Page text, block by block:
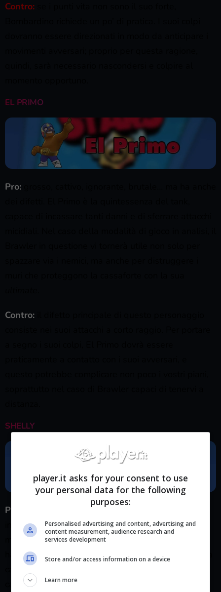
Contro:
EL PRIMO
Pro:
Contro:
SHELLY
Pro:
Shelly è praticamente il primo Brawler con cui
inizieremo a spratichirci nelle meccaniche di gioco,
ma non per questo deve essere sottovalutata. Non
ha i punti vita di Bull, ma il suo fucile a pompa potrà
causare non pochi danni, e la sua tecnica speciale è
capace di respingere i nemici, nonché di abbattere
player.it asks for your consent to use
your personal data for the following
purposes:
Personalised advertising and content, advertising and
content measurement, audience research and
services development
Store and/or access information on a device
Learn more